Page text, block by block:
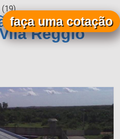
(19)
de Calha
Réggio
faça uma cotação